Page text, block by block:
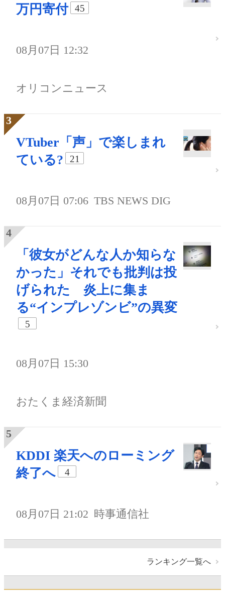
万円寄付
45
08月07日 12:32
オリコンニュース
VTuber「声」で楽しまれ
ている?
21
08月07日 07:06 TBS NEWS DIG
「彼女がどんな人か知らな
かった」それでも批判は投
げられた 炎上に集ま
る“インプレゾンビ”の異変
5
08月07日 15:30
おたくま経済新聞
KDDI 楽天へのローミング
終了へ
4
08月07日 21:02 時事通信社
ランキング一覧へ